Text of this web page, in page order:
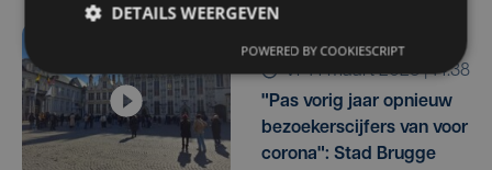
vr 14 maart 2025 | 14:38
"Pas vorig jaar opnieuw
bezoekerscijfers van voor
corona": Stad Brugge
DETAILS WEERGEVEN
POWERED BY COOKIESCRIPT